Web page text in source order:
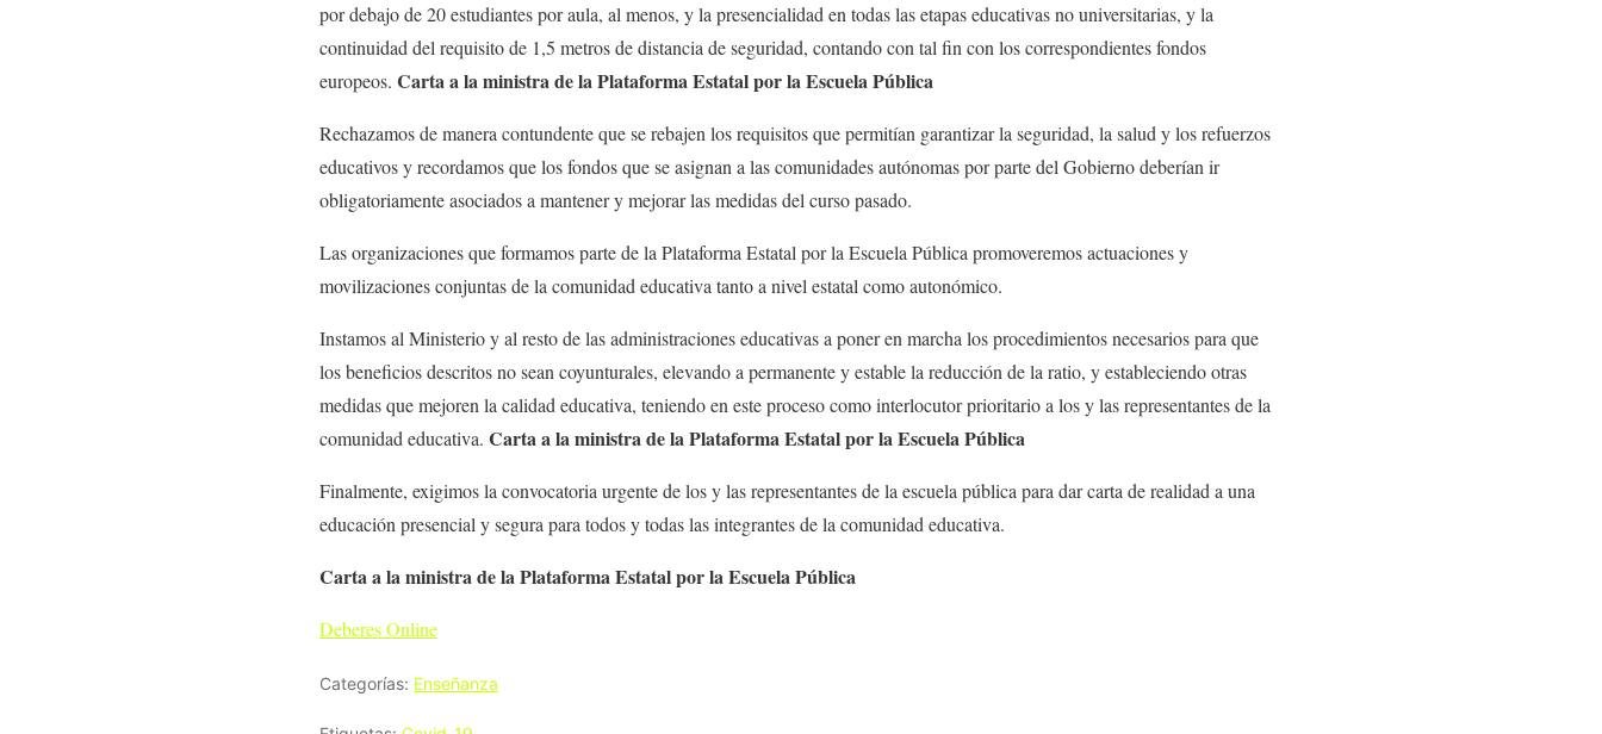
por debajo de 20 estudiantes por aula, al menos, y la presencialidad en todas las etapas educativas no universitarias, y la
continuidad del requisito de 1,5 metros de distancia de seguridad, contando con tal fin con los correspondientes fondos
europeos. Carta a la ministra de la Plataforma Estatal por la Escuela Pública
Rechazamos de manera contundente que se rebajen los requisitos que permitían garantizar la seguridad, la salud y los refuerzos
educativos y recordamos que los fondos que se asignan a las comunidades autónomas por parte del Gobierno deberían ir
obligatoriamente asociados a mantener y mejorar las medidas del curso pasado.
Las organizaciones que formamos parte de la Plataforma Estatal por la Escuela Pública promoveremos actuaciones y
movilizaciones conjuntas de la comunidad educativa tanto a nivel estatal como autonómico.
Instamos al Ministerio y al resto de las administraciones educativas a poner en marcha los procedimientos necesarios para que
los beneficios descritos no sean coyunturales, elevando a permanente y estable la reducción de la ratio, y estableciendo otras
medidas que mejoren la calidad educativa, teniendo en este proceso como interlocutor prioritario a los y las representantes de la
comunidad educativa. Carta a la ministra de la Plataforma Estatal por la Escuela Pública
Finalmente, exigimos la convocatoria urgente de los y las representantes de la escuela pública para dar carta de realidad a una
educación presencial y segura para todos y todas las integrantes de la comunidad educativa.
Carta a la ministra de la Plataforma Estatal por la Escuela Pública
Deberes Online
Categorías: Enseñanza